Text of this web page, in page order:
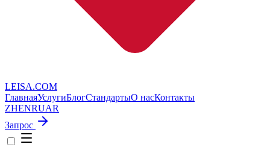
LEISA.COM
ГлавнаяУслугиБлогСтандартыО насКонтакты
ZHENRUAR
Запрос